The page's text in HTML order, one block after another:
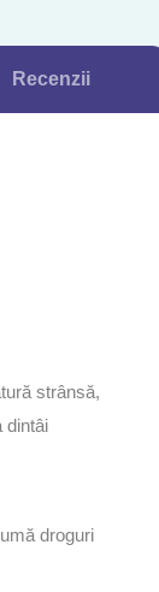
Recenzii
strânsă,
dintâi
droguri